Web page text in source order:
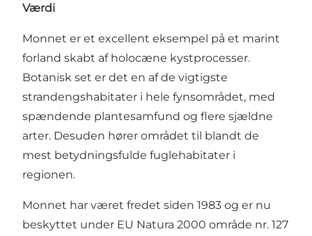
Værdi
Monnet er et excellent eksempel på et marint
forland skabt af holocæne kystprocesser.
Botanisk set er det en af de vigtigste
strandengshabitater i hele fynsområdet, med
spændende plantesamfund og flere sjældne
arter. Desuden hører området til blandt de
mest betydningsfulde fuglehabitater i
regionen.
Monnet har været fredet siden 1983 og er nu
beskyttet under EU Natura 2000 område nr. 127